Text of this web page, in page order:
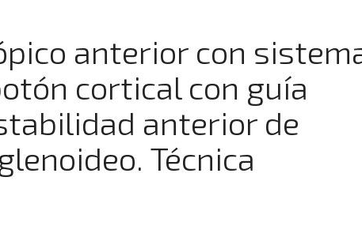
anterior con
cortical con guía
anterior de
Técnica